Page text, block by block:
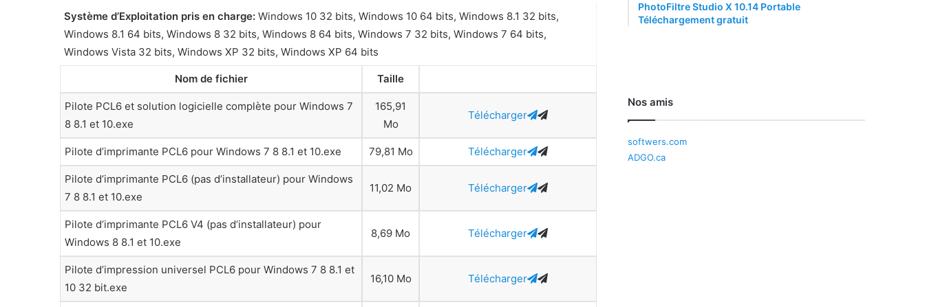
Système d’Exploitation pris en charge: Windows 10 32 bits, Windows 10 64 bits, Windows 8.1 32 bits,
Windows 8.1 64 bits, Windows 8 32 bits, Windows 8 64 bits, Windows 7 32 bits, Windows 7 64 bits,
Windows Vista 32 bits, Windows XP 32 bits, Windows XP 64 bits
Nom de fichier Taille
Pilote PCL6 et solution logicielle complète pour Windows 7
8 8.1 et 10.exe
165,91
Mo
Télécharger
Pilote d’imprimante PCL6 pour Windows 7 8 8.1 et 10.exe 79,81 Mo Télécharger
Pilote d’imprimante PCL6 (pas d’installateur) pour Windows
7 8 8.1 et 10.exe
11,02 Mo Télécharger
Pilote d’imprimante PCL6 V4 (pas d’installateur) pour
Windows 8 8.1 et 10.exe
8,69 Mo Télécharger
Pilote d’impression universel PCL6 pour Windows 7 8 8.1 et
10 32 bit.exe
16,10 Mo Télécharger
PhotoFiltre Studio X 10.14 Portable
Téléchargement gratuit
Nos amis
softwers.com
ADGO.ca